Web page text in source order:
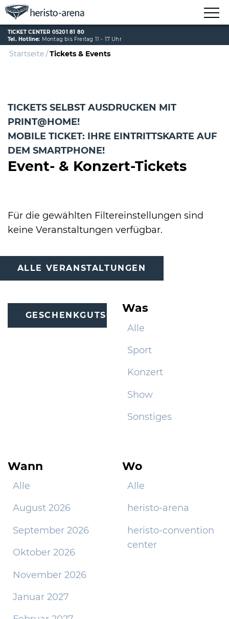
TICKET CENTER 05201 81 80
Tel. Hotline: Montag bis Freitag 11 - 17 Uhr
Startseite Tickets & Events
TICKETS SELBST AUSDRUCKEN MIT
PRINT@HOME!
MOBILE TICKET: IHRE EINTRITTSKARTE AUF
DEM SMARTPHONE!
Event- & Konzert-Tickets
Für die gewählten Filtereinstellungen sind
keine Veranstaltungen verfügbar.
ALLE VERANSTALTUNGEN
GESCHENKGUTSCHEINE
Was
Alle
Sport
Konzert
Show
Sonstiges
Wann
Alle
August 2026
September 2026
Oktober 2026
November 2026
Januar 2027
Wo
Alle
heristo-arena
heristo-convention
center